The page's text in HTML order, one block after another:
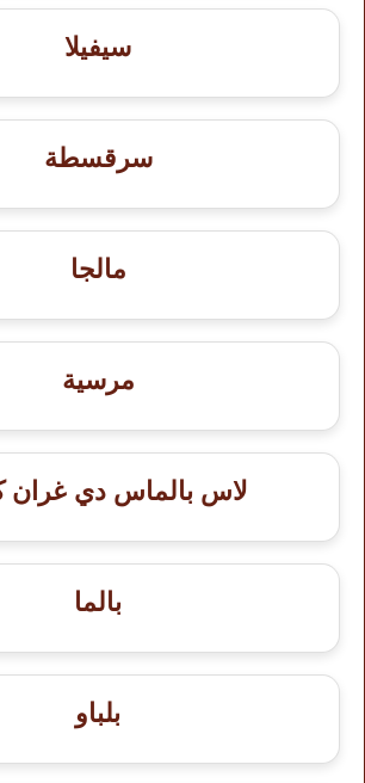
سيفيلا
سرقسطة
مالجا
مرسية
لاس بالماس دي غران
بالما
بلباو